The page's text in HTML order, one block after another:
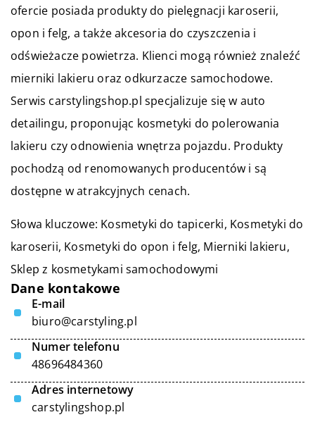
ofercie posiada produkty do pielęgnacji karoserii,
opon i felg, a także akcesoria do czyszczenia i
odświeżacze powietrza. Klienci mogą również znaleźć
mierniki lakieru oraz odkurzacze samochodowe.
Serwis carstylingshop.pl specjalizuje się w auto
detailingu, proponując kosmetyki do polerowania
lakieru czy odnowienia wnętrza pojazdu. Produkty
pochodzą od renomowanych producentów i są
dostępne w atrakcyjnych cenach.
Słowa kluczowe: Kosmetyki do tapicerki, Kosmetyki do
karoserii, Kosmetyki do opon i felg, Mierniki lakieru,
Sklep z kosmetykami samochodowymi
Dane kontakowe
E-mail
biuro@carstyling.pl
Numer telefonu
48696484360
Adres internetowy
carstylingshop.pl